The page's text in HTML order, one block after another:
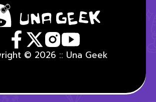
© 2026 :: Una Geek